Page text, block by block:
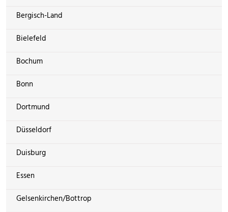
Bergisch-Land
Bielefeld
Bochum
Bonn
Dortmund
Düsseldorf
Duisburg
Essen
Gelsenkirchen/Bottrop